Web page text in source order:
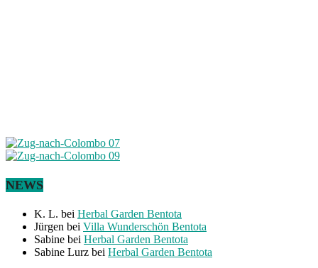
NEWS
K. L. bei Herbal Garden Bentota
Jürgen bei Villa Wunderschön Bentota
Sabine bei Herbal Garden Bentota
Sabine Lurz bei Herbal Garden Bentota